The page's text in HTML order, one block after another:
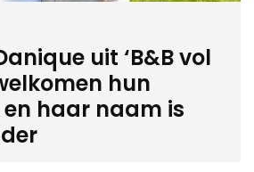
uit ‘B&B vol
hun
haar naam is